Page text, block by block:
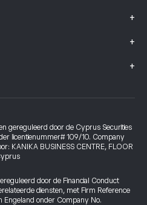
+
+
+
gereguleerd door de Cyprus Securities
licentienummer# 109/10. Company
KANIKA BUSINESS CENTRE, FLOOR
door de Financial Conduct
diensten, met Firm Reference
onder Company No.